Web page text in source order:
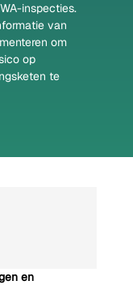
inspecties.
van
om
op
te
en